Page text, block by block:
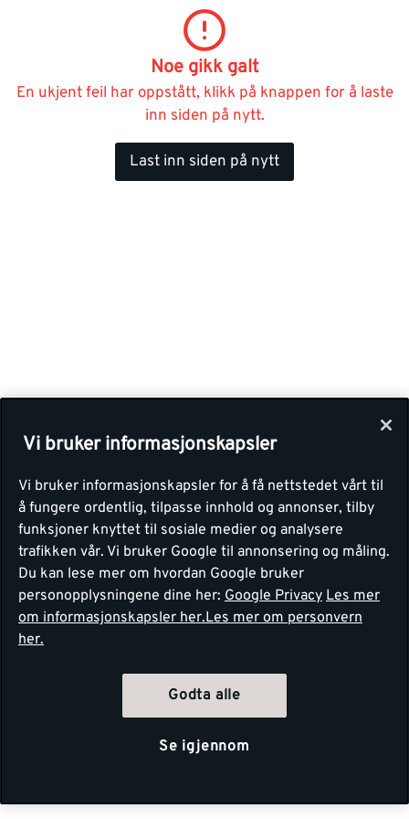
Noe gikk galt
En ukjent feil har oppstått, klikk på knappen for å laste
inn siden på nytt.
Last inn siden på nytt
Vi bruker informasjonskapsler
Vi bruker informasjonskapsler for å få nettstedet vårt til
å fungere ordentlig, tilpasse innhold og annonser, tilby
funksjoner knyttet til sosiale medier og analysere
trafikken vår. Vi bruker Google til annonsering og måling.
Du kan lese mer om hvordan Google bruker
personopplysningene dine her: Google Privacy Les mer
om informasjonskapsler her.Les mer om personvern
her.
Godta alle
Se igjennom